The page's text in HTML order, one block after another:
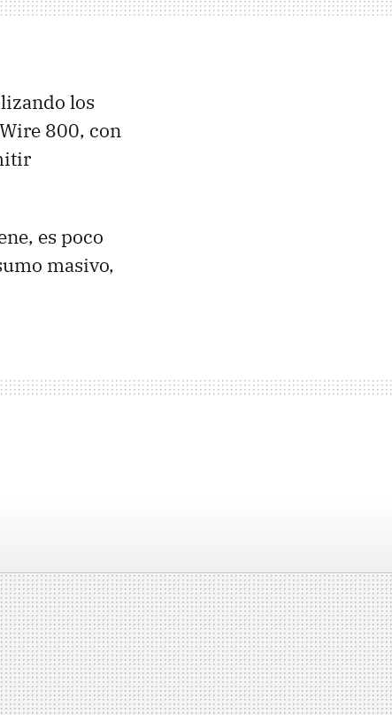
los
800, con
es poco
masivo,